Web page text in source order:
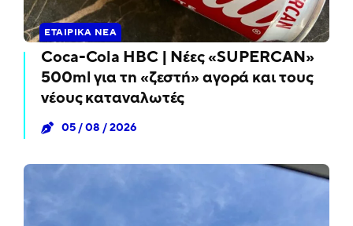
ΕΤΑΙΡΙΚΆ ΝΈΑ
Coca-Cola HBC | Νέες «SUPERCAN»
500ml για τη «ζεστή» αγορά και τους
νέους καταναλωτές
05 / 08 / 2026